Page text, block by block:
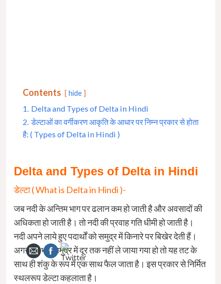
Contents hide
1. Delta and Types of Delta in Hindi
2. डेल्टाओं का वर्गीकरण आकृति के आधार पर निम्न प्रकार से होता
है: ( Types of Delta in Hindi )
Delta and Types of Delta in Hindi
डेल्टा ( What is Delta in Hindi )-
जब नदी के अन्तिम भाग पर ढलान कम हो जाती है और अवसादों की
अधिकता हो जाती है। तो नदी की प्रवाह गति धीमी हो जाती है।
नदी अपने लाये हुए पदार्थों को समुद्र में किनारे पर बिखेर देती हैं।
अगर यह भार समुद्र में दूर तक नहीं ले जाया गया हो तो यह तट के
साथ ही शंकु के रूप में एक साथ फैल जाता है। इस प्रकार से निर्मित
स्थलरूप डेल्टा कहलाता है।